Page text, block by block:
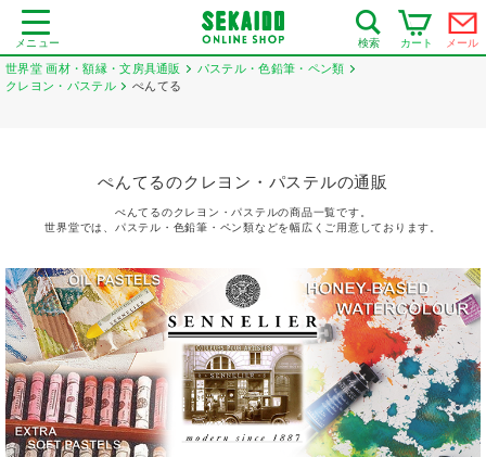
メニュー 検索 カート メール
世界堂 画材・額縁・文房具通販
パステル・色鉛筆・ペン類
クレヨン・パステル
ぺんてる
ぺんてるのクレヨン・パステルの通販
ぺんてるのクレヨン・パステルの商品一覧です。
世界堂では、パステル・色鉛筆・ペン類などを幅広くご用意しております。